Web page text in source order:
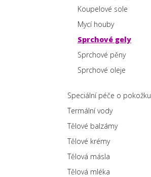
Koupelové sole
Mycí houby
Sprchové gely
Sprchové pěny
Sprchové oleje
Speciální péče o pokožku
Termální vody
Tělové balzámy
Tělové krémy
Tělová másla
Tělová mléka